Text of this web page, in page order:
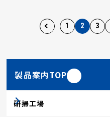
1 2 3
製品案内TOP
研掃工場